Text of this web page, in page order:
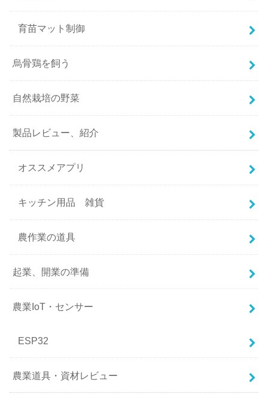
育苗マット制御
烏骨鶏を飼う
自然栽培の野菜
製品レビュー、紹介
オススメアプリ
キッチン用品 雑貨
農作業の道具
起業、開業の準備
農業IoT・センサー
ESP32
農業道具・資材レビュー